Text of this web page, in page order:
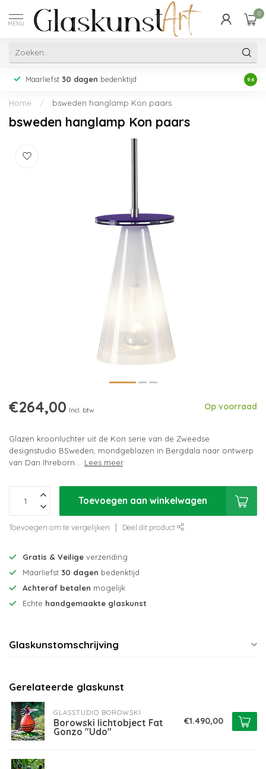
MENU
0
Maarliefst 30 dagen bedenktijd 9.6
Home / bsweden hanglamp Kon paars
bsweden hanglamp Kon paars
€264,00 Incl. btw Op voorraad
Glazen kroonluchter uit de Kon serie van de Zweedse
designstudio BSweden, mondgeblazen in Bergdala naar ontwerp
van Dan Ihreborn.... Lees meer.
Toevoegen aan winkelwagen
Toevoegen om te vergelijken Deel dit product
Gratis & Veilige verzending
Maarliefst 30 dagen bedenktijd
Achteraf betalen mogelijk
Echte handgemaakte glaskunst
Glaskunstomschrijving
Gerelateerde glaskunst
GLASSTUDIO BOROWSKI
Borowski lichtobject Fat
Gonzo "Udo"
€1.490,00